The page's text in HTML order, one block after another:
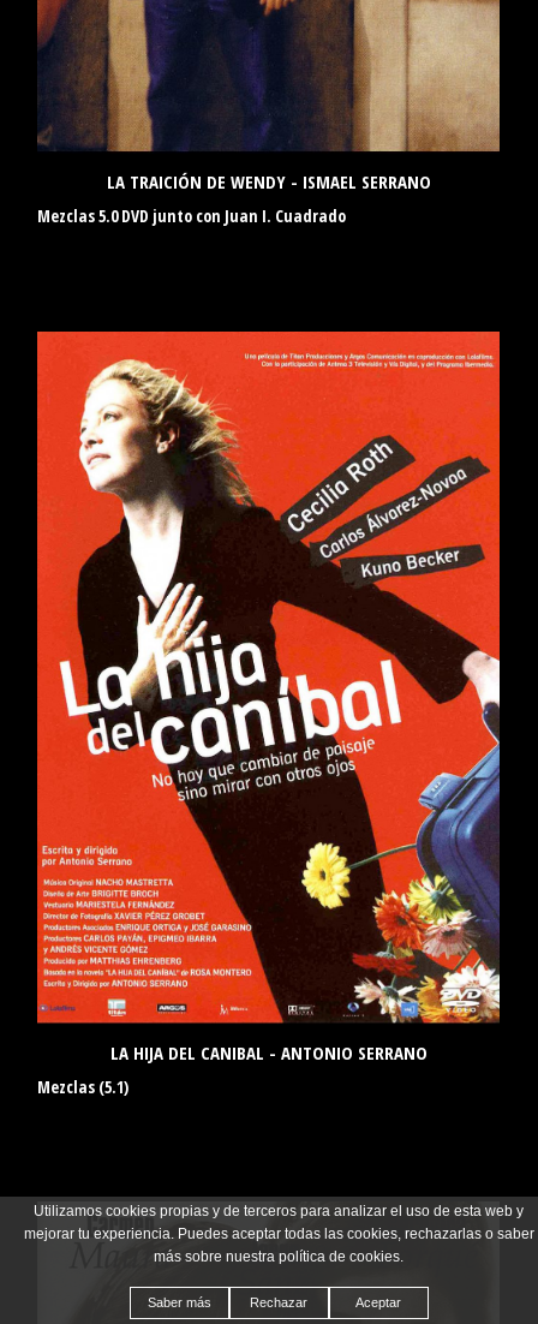
Utilizamos cookies propias y de terceros para analizar el uso de esta web y
mejorar tu experiencia. Puedes aceptar todas las cookies, rechazarlas o saber
más sobre nuestra política de cookies.
Saber más Rechazar Aceptar
LA TRAICIÓN DE WENDY - ISMAEL SERRANO
Mezclas 5.0 DVD junto con Juan I. Cuadrado
LA HIJA DEL CANIBAL - ANTONIO SERRANO
Mezclas (5.1)